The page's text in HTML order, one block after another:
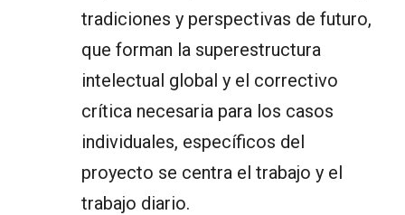
tradiciones y perspectivas de futuro,
que forman la superestructura
intelectual global y el correctivo
crítica necesaria para los casos
individuales, específicos del
proyecto se centra el trabajo y el
trabajo diario.